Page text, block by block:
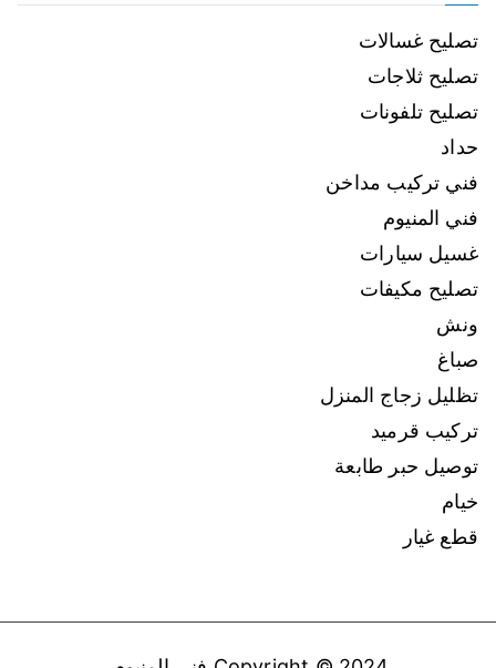
تصليح غسالات
تصليح ثلاجات
تصليح تلفونات
حداد
فني تركيب مداخن
فني المنيوم
غسيل سيارات
تصليح مكيفات
ونش
صباغ
تظليل زجاج المنزل
تركيب قرميد
توصيل حبر طابعة
خيام
قطع غيار